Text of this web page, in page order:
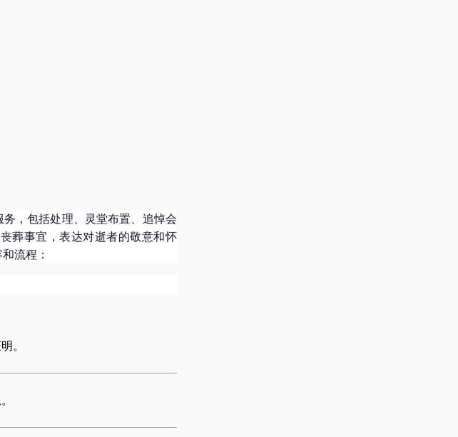
，包括处理、灵堂布置、追悼会
葬事宜，表达对逝者的敬意和怀
流程：
。